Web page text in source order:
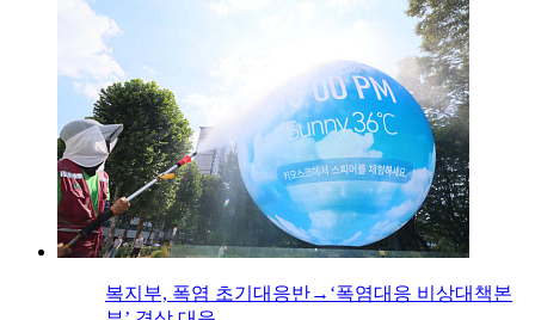
복지부, 폭염 초기대응반→‘폭염대응 비상대책본